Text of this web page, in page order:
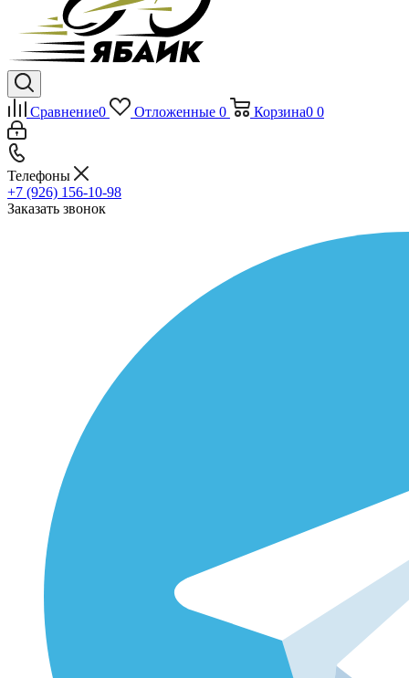
Сравнение0 Отложенные 0 Корзина0 0
Телефоны
+7 (926) 156-10-98
Заказать звонок